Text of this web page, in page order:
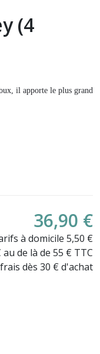
(4
il apporte le plus grand
36,90 €
à domicile 5,50 €
de là de 55 € TTC
dès 30 € d'achat